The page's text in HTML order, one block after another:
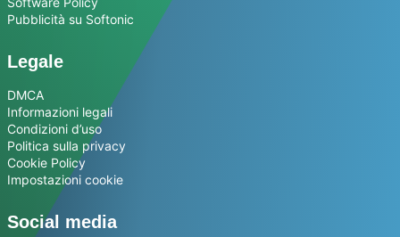
Pubblicità su Softonic
Legale
DMCA
Informazioni legali
Condizioni d’uso
Politica sulla privacy
Cookie Policy
Impostazioni cookie
Social media